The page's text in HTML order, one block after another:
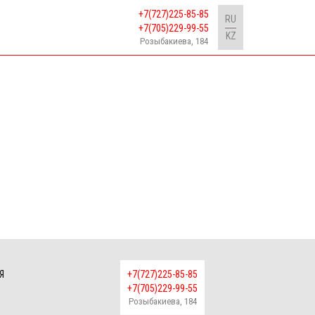
+7(727)225-85-85
+7(705)229-99-55
Розыбакиева, 184
RU
KZ
+7(727)225-85-85
+7(705)229-99-55
Розыбакиева, 184